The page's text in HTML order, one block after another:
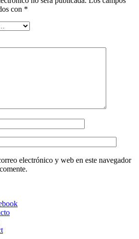
con *
electrónico y web en este navegador